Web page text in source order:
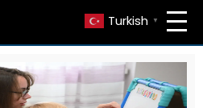
Turkish ▼